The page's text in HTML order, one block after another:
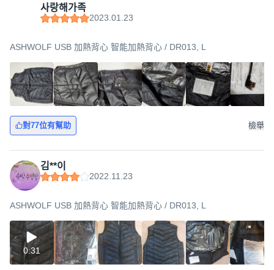
사랑해가족
2023.01.23
ASHWOLF USB 加熱背心 智能加熱背心 / DR013, L
對77位有幫助 檢舉
김**이
2022.11.23
ASHWOLF USB 加熱背心 智能加熱背心 / DR013, L
0:31